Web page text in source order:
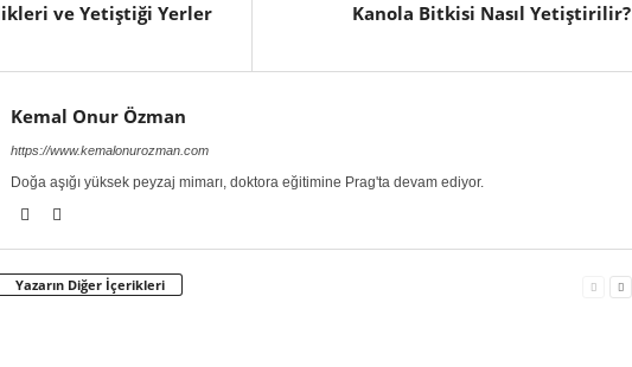
ve Yetiştiği Yerler Kanola Bitkisi Nasıl Yetiştirilir?
Kemal Onur Özman
https://www.kemalonurozman.com
Doğa aşığı yüksek peyzaj mimarı, doktora eğitimine Prag'ta devam ediyor.
Yazarın Diğer İçerikleri